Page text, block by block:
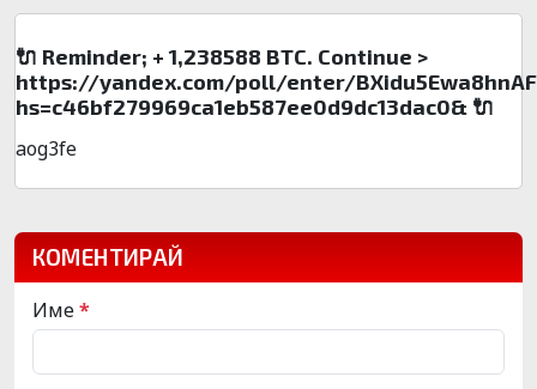
🔌 Reminder; + 1,238588 BTC. Continue >
https://yandex.com/poll/enter/
hs=c46bf279969ca1eb587ee0d9dc13dac0& 🔌
aog3fe
КОМЕНТИРАЙ
Име*